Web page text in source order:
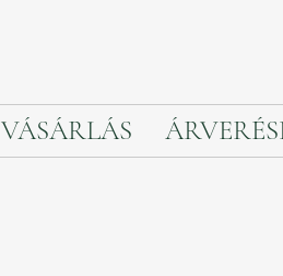
VÁSÁRLÁS